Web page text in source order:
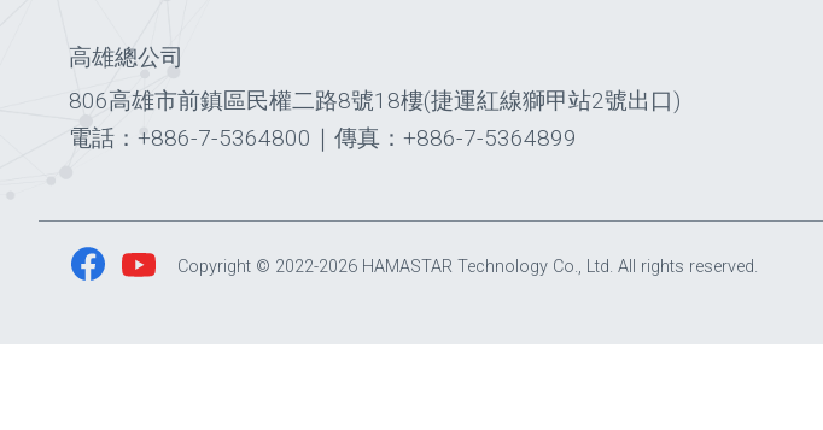
高雄總公司
806高雄市前鎮區民權二路8號18樓(捷運紅線獅甲站2號出口)
電話：+886-7-5364800 ｜ 傳真：+886-7-5364899
Copyright © 2022-2026 HAMASTAR Technology Co., Ltd. All rights reserved.